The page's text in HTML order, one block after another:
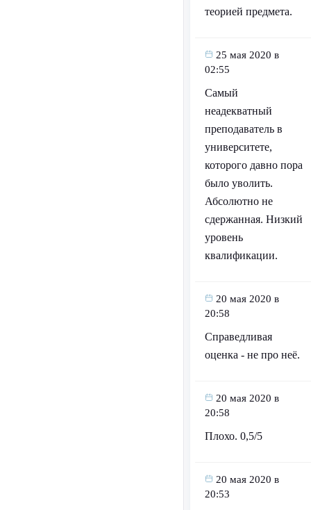
теорией предмета.
25 мая 2020 в
02:55
Самый
неадекватный
преподаватель в
университете,
которого давно пора
было уволить.
Абсолютно не
сдержанная. Низкий
уровень
квалификации.
20 мая 2020 в
20:58
Справедливая
оценка - не про неё.
20 мая 2020 в
20:58
Плохо. 0,5/5
20 мая 2020 в
20:53